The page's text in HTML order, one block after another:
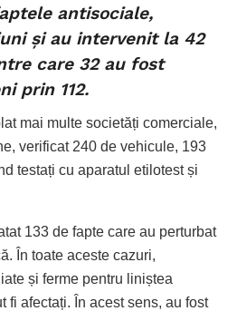
antisociale,
și au intervenit la 42
care 32 au fost
prin 112.
mai multe societăți comerciale,
verificat 240 de vehicule, 193
testați cu aparatul etilotest și
133 de fapte care au perturbat
În toate aceste cazuri,
și ferme pentru liniștea
fi afectați. În acest sens, au fost